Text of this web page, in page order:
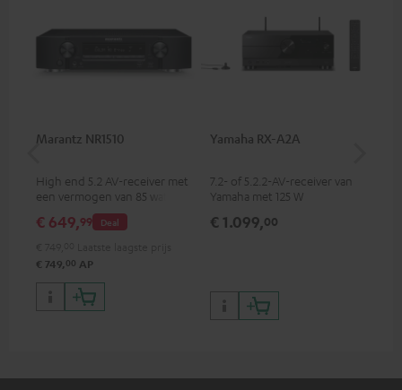
Marantz NR1510
High end 5.2 AV-receiver met
een vermogen van 85 watt
Deal
€ 649,99
€ 749, 00 AP
Yamaha RX-A2A
7.2- of 5.2.2-AV-receiver van
Yamaha met 125 W
(8 Ohm, 0,9 % THD)
€ 1.099,00